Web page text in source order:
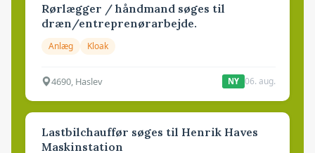
Rørlægger / håndmand søges til
dræn/entreprenørarbejde.
Anlæg Kloak
4690, Haslev NY 06. aug.
Lastbilchauffør søges til Henrik Haves
Maskinstation